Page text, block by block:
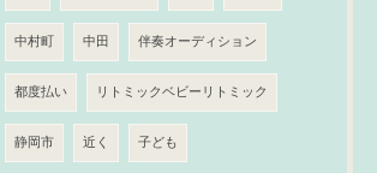
中村町 中田 伴奏オーディション
都度払い リトミックベビーリトミック
静岡市 近く 子ども